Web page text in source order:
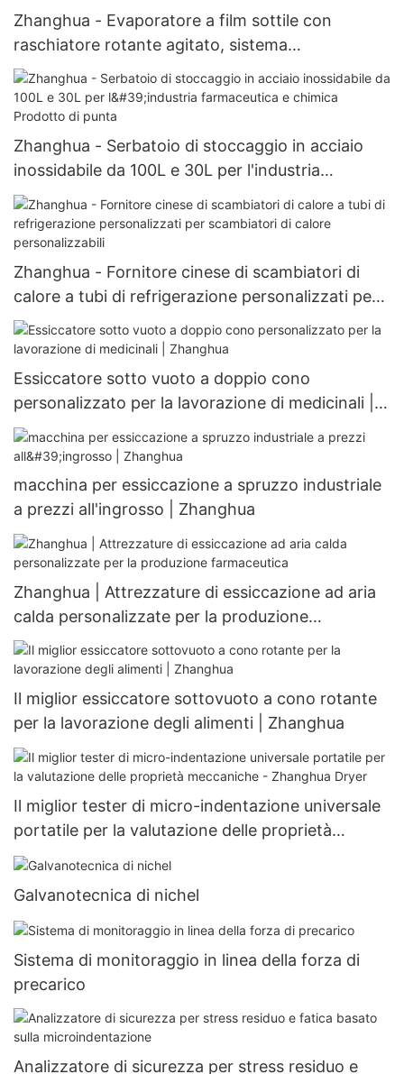
Zhanghua - Evaporatore a film sottile con
raschiatore rotante agitato, sistema
completamente automatico e vendibile
personalizzato
Zhanghua - Serbatoio di stoccaggio in acciaio
inossidabile da 100L e 30L per l'industria
farmaceutica e chimica Prodotto di punta
Zhanghua - Fornitore cinese di scambiatori di
calore a tubi di refrigerazione personalizzati per
scambiatori di calore personalizzabili
Essiccatore sotto vuoto a doppio cono
personalizzato per la lavorazione di medicinali |
Zhanghua
macchina per essiccazione a spruzzo industriale
a prezzi all'ingrosso | Zhanghua
Zhanghua | Attrezzature di essiccazione ad aria
calda personalizzate per la produzione
farmaceutica
Il miglior essiccatore sottovuoto a cono rotante
per la lavorazione degli alimenti | Zhanghua
Il miglior tester di micro-indentazione universale
portatile per la valutazione delle proprietà
meccaniche - Zhanghua Dryer
Galvanotecnica di nichel
Sistema di monitoraggio in linea della forza di
precarico
Analizzatore di sicurezza per stress residuo e